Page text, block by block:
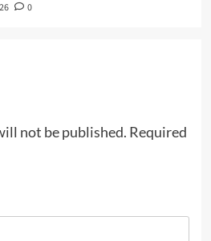
0
not be published. Required